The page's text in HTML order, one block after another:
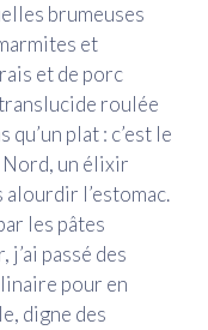
brumeuses
et
et de porc
roulée
qu’un plat : c’est le
un élixir
l’estomac.
les pâtes
passé des
pour en
digne des